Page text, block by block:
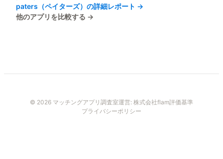
paters（ペイターズ） の詳細レポート →
他のアプリを比較する →
© 2026 マッチングアプリ調査室運営: 株式会社flam評価基準
プライバシーポリシー